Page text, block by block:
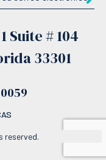
Suite # 104
33301
reserved.